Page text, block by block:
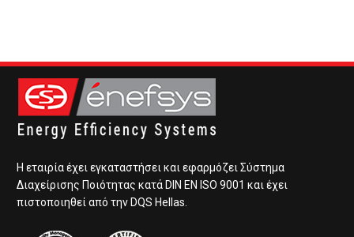
Η εταιρία έχει εγκαταστήσει και εφαρμόζει Σύστημα
Διαχείρισης Ποιότητας κατά DIN EN ISO 9001 και έχει
πιστοποιηθεί από την DQS Hellas.